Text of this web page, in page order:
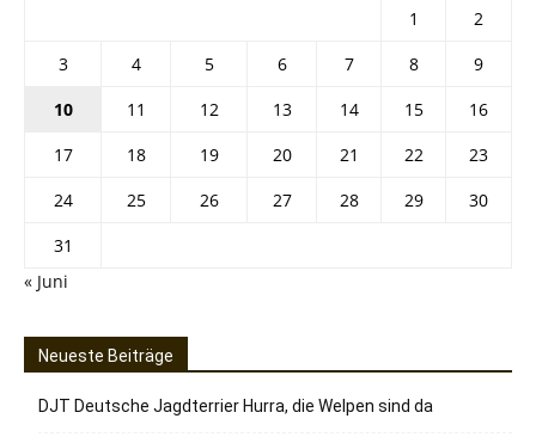
1
2
3
4 5 6 7 8
9
10
11 12 13 14 15
16
17
18 19 20 21 22
23
24
25 26 27 28 29
30
31
« Juni
Neueste Beiträge
DJT Deutsche Jagdterrier Hurra, die Welpen sind da